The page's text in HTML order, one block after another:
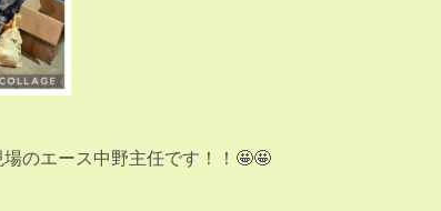
のエース中野主任です！！🤩🤩